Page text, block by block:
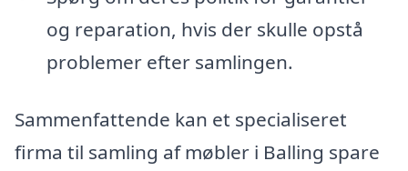
og reparation, hvis der skulle opstå
problemer efter samlingen.
Sammenfattende kan et specialiseret
firma til samling af møbler i Balling spare